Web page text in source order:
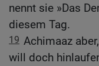
nennt sie »Das
diesem Tag.
19 Achimaaz
will doch